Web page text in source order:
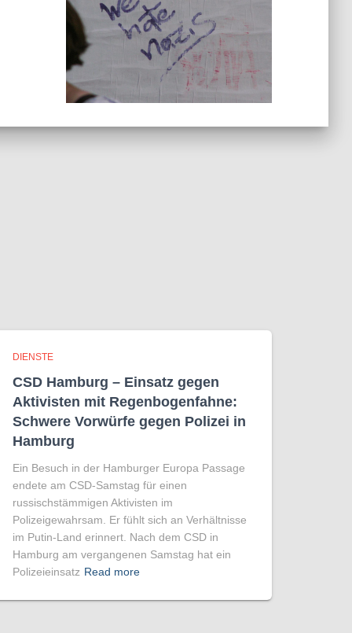
DIENSTE
CSD Hamburg – Einsatz gegen
Aktivisten mit Regenbogen­fahne:
Schwere Vorwürfe gegen Polizei in
Hamburg
Ein Besuch in der Hamburger Europa Passage
endete am CSD-Samstag für einen
russischstämmigen Aktivisten im
Polizeigewahrsam. Er fühlt sich an Verhältnisse
im Putin-Land erinnert. Nach dem CSD in
Hamburg am vergangenen Samstag hat ein
Polizeieinsatz Read more